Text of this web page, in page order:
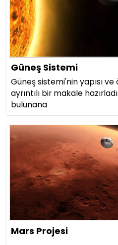
Güneş Sistemi
Güneş sistemi'nin yapısı
ayrıntılı bir makale
bulunana
Mars Projesi